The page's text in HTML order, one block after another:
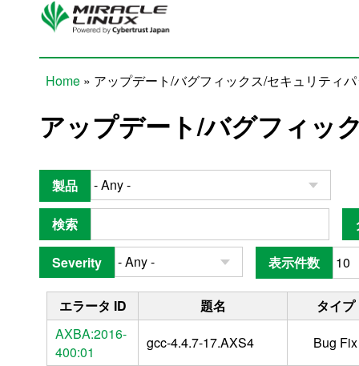
Skip to main content
Home » アップデート/バグフィックス/セキュリティ
アップデート/バグフィッ
製品
検索
Severity 表示件数
エラータ ID 題名
タイプ
AXBA:2016-
400:01
gcc-4.4.7-17.AXS4
Bug Fix